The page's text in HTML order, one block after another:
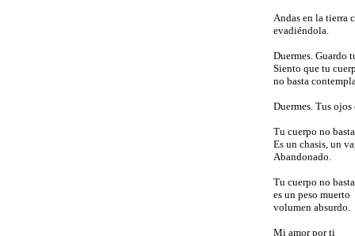
Andas en la tierra
evadiéndola.
Duermes. Guardo
Siento que tu
no basta
Duermes. Tus
Tu cuerpo no
Es un chasis, un
Abandonado.
Tu cuerpo no basta
es un peso muerto
volumen absurdo.
Mi amor por ti